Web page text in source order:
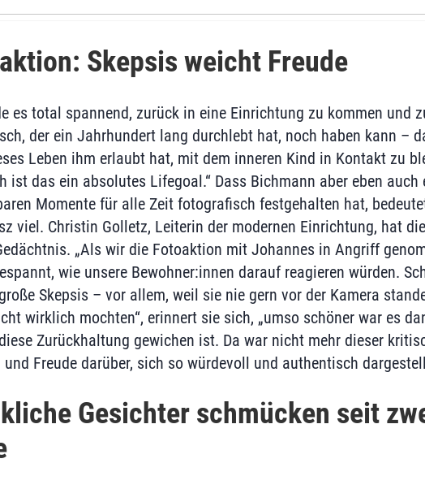
Skepsis weicht Freude
es total spannend, zurück in eine Einrichtung zu kommen und
der ein Jahrhundert lang durchlebt hat, noch haben kann –
Leben ihm erlaubt hat, mit dem inneren Kind in Kontakt zu
ist das ein absolutes Lifegoal.“ Dass Bichmann aber eben auch
Momente für alle Zeit fotografisch festgehalten hat,
viel. Christin Golletz, Leiterin der modernen Einrichtung, hat
„Als wir die Fotoaktion mit Johannes in Angriff
wie unsere Bewohner:innen darauf reagieren würden.
Skepsis – vor allem, weil sie nie gern vor der Kamera
wirklich mochten“, erinnert sie sich, „umso schöner war es
Zurückhaltung gewichen ist. Da war nicht mehr dieser
und Freude darüber, sich so würdevoll und authentisch
Gesichter schmücken seit